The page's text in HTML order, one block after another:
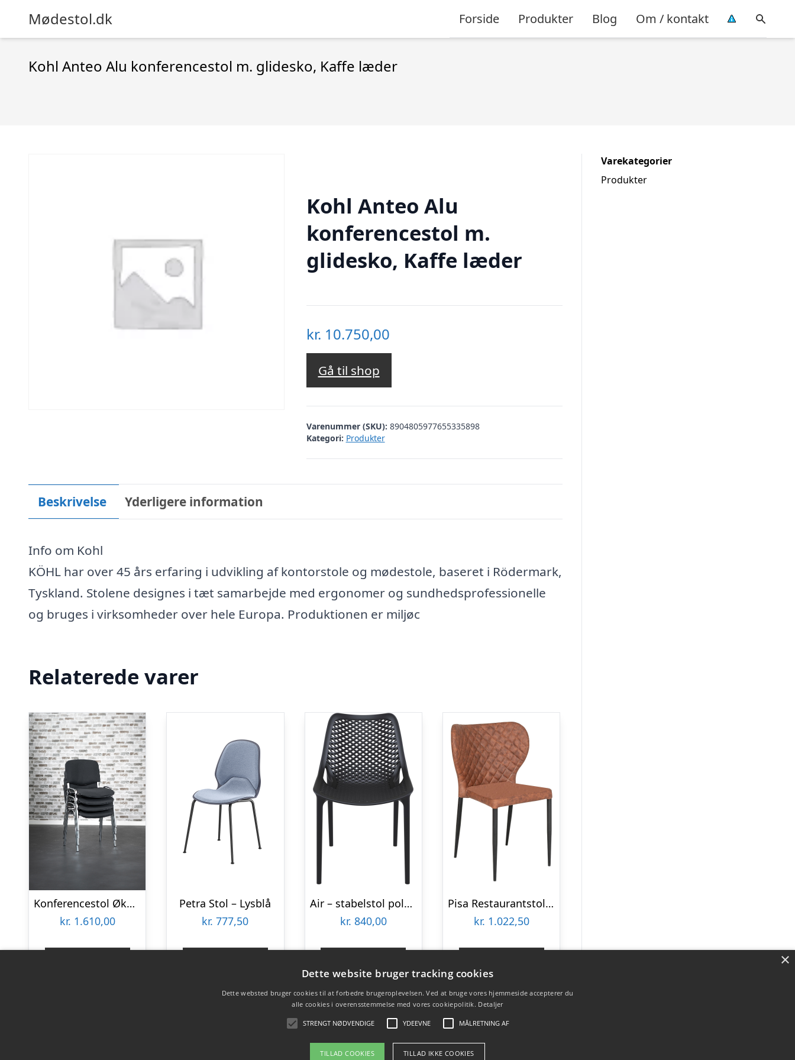
Mødestol.dk Forside Produkter Blog Om / kontakt
Kohl Anteo Alu konferencestol m. glidesko, Kaffe læder
Kohl Anteo Alu
konferencestol m.
glidesko, Kaffe læder
kr. 10.750,00
Gå til shop
Varenummer (SKU): 8904805977655335898
Kategori: Produkter
Beskrivelse Yderligere information
Info om Kohl
KÖHL har over 45 års erfaring i udvikling af kontorstole og mødestole, baseret i Rödermark,
Tyskland. Stolene designes i tæt samarbejde med ergonomer og sundhedsprofessionelle
og bruges i virksomheder over hele Europa. Produktionen er miljøc
Relaterede varer
Konferencestol Økonomi polster, 4-pak – Sort
kr. 1.610,00
Petra Stol – Lysblå
kr. 777,50
Air – stabelstol polypropylen – Sort
kr. 840,00
Gå til shop
Pisa Restaurantstol – Brun
kr. 1.022,50
Gå til shop
Varekategorier
Produkter
×
Dette website bruger tracking cookies
Dette websted bruger cookies til at forbedre brugeroplevelsen. Ved at bruge vores hjemmeside accepterer du
alle cookies i overensstemmelse med vores cookiepolitik. Detaljer
STRENGT NØDVENDIGE YDEEVNE MÅLRETNING AF
TILLAD COOKIES TILLAD IKKE COOKIES